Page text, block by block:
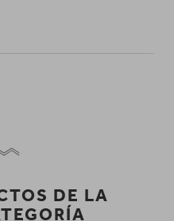
DE LA